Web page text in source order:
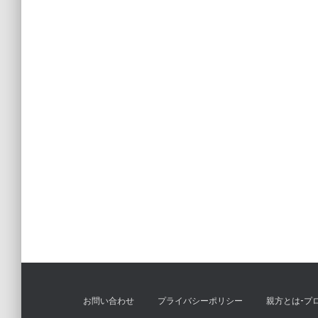
お問い合わせ プライバシーポリシー 親方とは-プ